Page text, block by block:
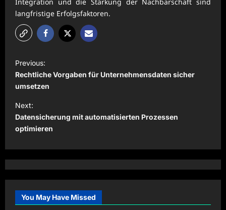
Integration und die Stärkung der Nachbarschaft sind
langfristige Erfolgsfaktoren.
P
o
s
t
n
a
v
i
g
Previous:
Rechtliche Vorgaben für Unternehmensdaten sicher
umsetzen
Next:
Datensicherung mit automatisierten Prozessen
optimieren
You May Have Missed